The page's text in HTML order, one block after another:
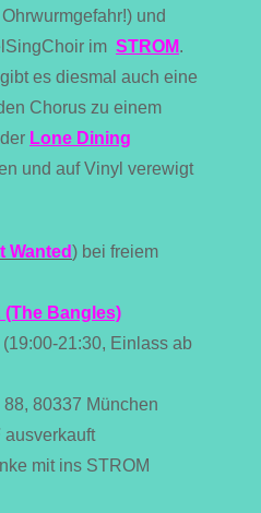
und
im STROM.
es diesmal auch eine
Chorus zu einem
Lone Dining
und auf Vinyl verewigt
Wanted) bei freiem
(The Bangles)
21:30, Einlass ab
88, 80337 München
ausverkauft
mit ins STROM